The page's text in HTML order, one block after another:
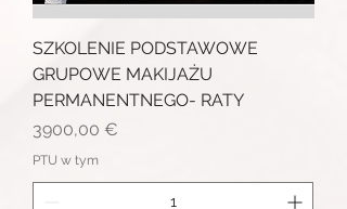
SZKOLENIE PODSTAWOWE
GRUPOWE MAKIJAŻU
PERMANENTNEGO- RATY
Cena
3900,00 €
PTU w tym